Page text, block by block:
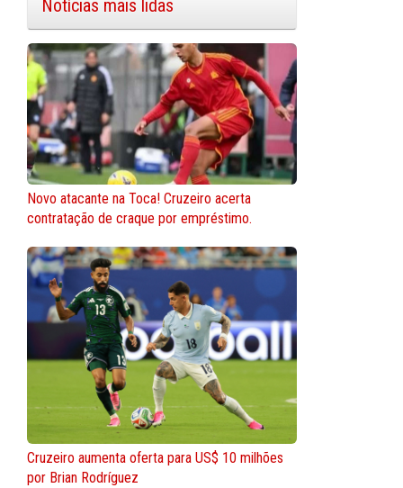
Notícias mais lidas
Novo atacante na Toca! Cruzeiro acerta
contratação de craque por empréstimo.
Cruzeiro aumenta oferta para US$ 10 milhões
por Brian Rodríguez